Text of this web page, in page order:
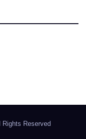
Rights Reserved